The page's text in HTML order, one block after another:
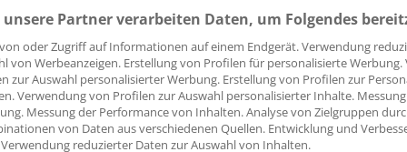
rührige Vorsitzende und eine Reihe von
und-medizin die Tertiärversorgung ins Visier. Was
leben, zur Rezidivprophylaxe tun? Welche Ärzte sind
es evidenzbasierte Empfehlungen für eine geeignete
und Chemoprävention? Welche gesundheitlichen
Partner verarbeiten Daten, um Folgendes
oder Zugriff auf Informationen auf einem Endgerät. Verwendung
von Werbeanzeigen. Erstellung von Profilen für personalisierte
zur Auswahl personalisierter Werbung. Erstellung von Profilen zur
Verwendung von Profilen zur Auswahl personalisierter Inhalte.
Messung der Performance von Inhalten. Analyse von Zielgruppen
von Daten aus verschiedenen Quellen. Entwicklung und
reduzierter Daten zur Auswahl von Inhalten.